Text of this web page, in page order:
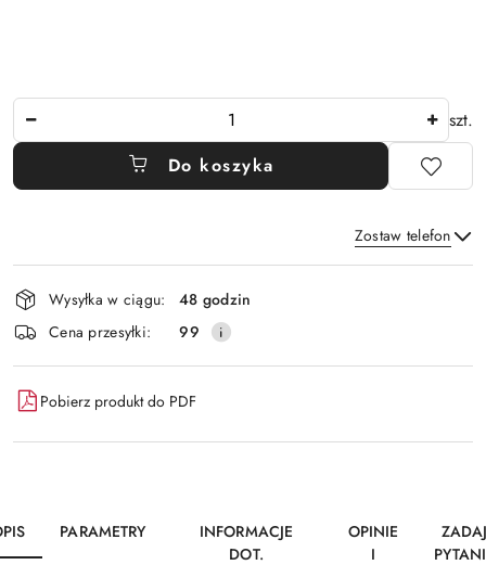
szt.
Do koszyka
Zostaw telefon
Wyślij
Dostępność
i
dostawa
Wysyłka w ciągu:
48 godzin
Cena przesyłki:
99
Pobierz produkt do PDF
PARAMETRY
INFORMACJE
DOT.
OPINIE
I